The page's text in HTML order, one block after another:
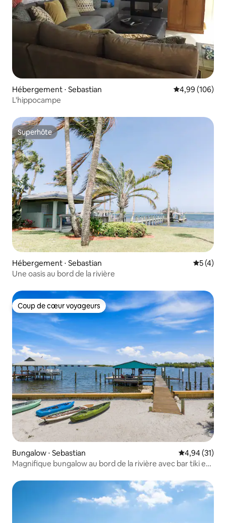
Hébergement ⋅ Sebastian Évaluation
4,99 (106)
L'hippocampe
Superhôte
Superhôte
Hébergement ⋅ Sebastian
5 (4)
Une oasis au bord de la rivière
Coup de cœur voyageurs
Coup de cœur voyageurs
Bungalow ⋅ Sebastian Évaluation
4,94 (31)
Magnifique bungalow au bord de la rivière avec bar tiki et